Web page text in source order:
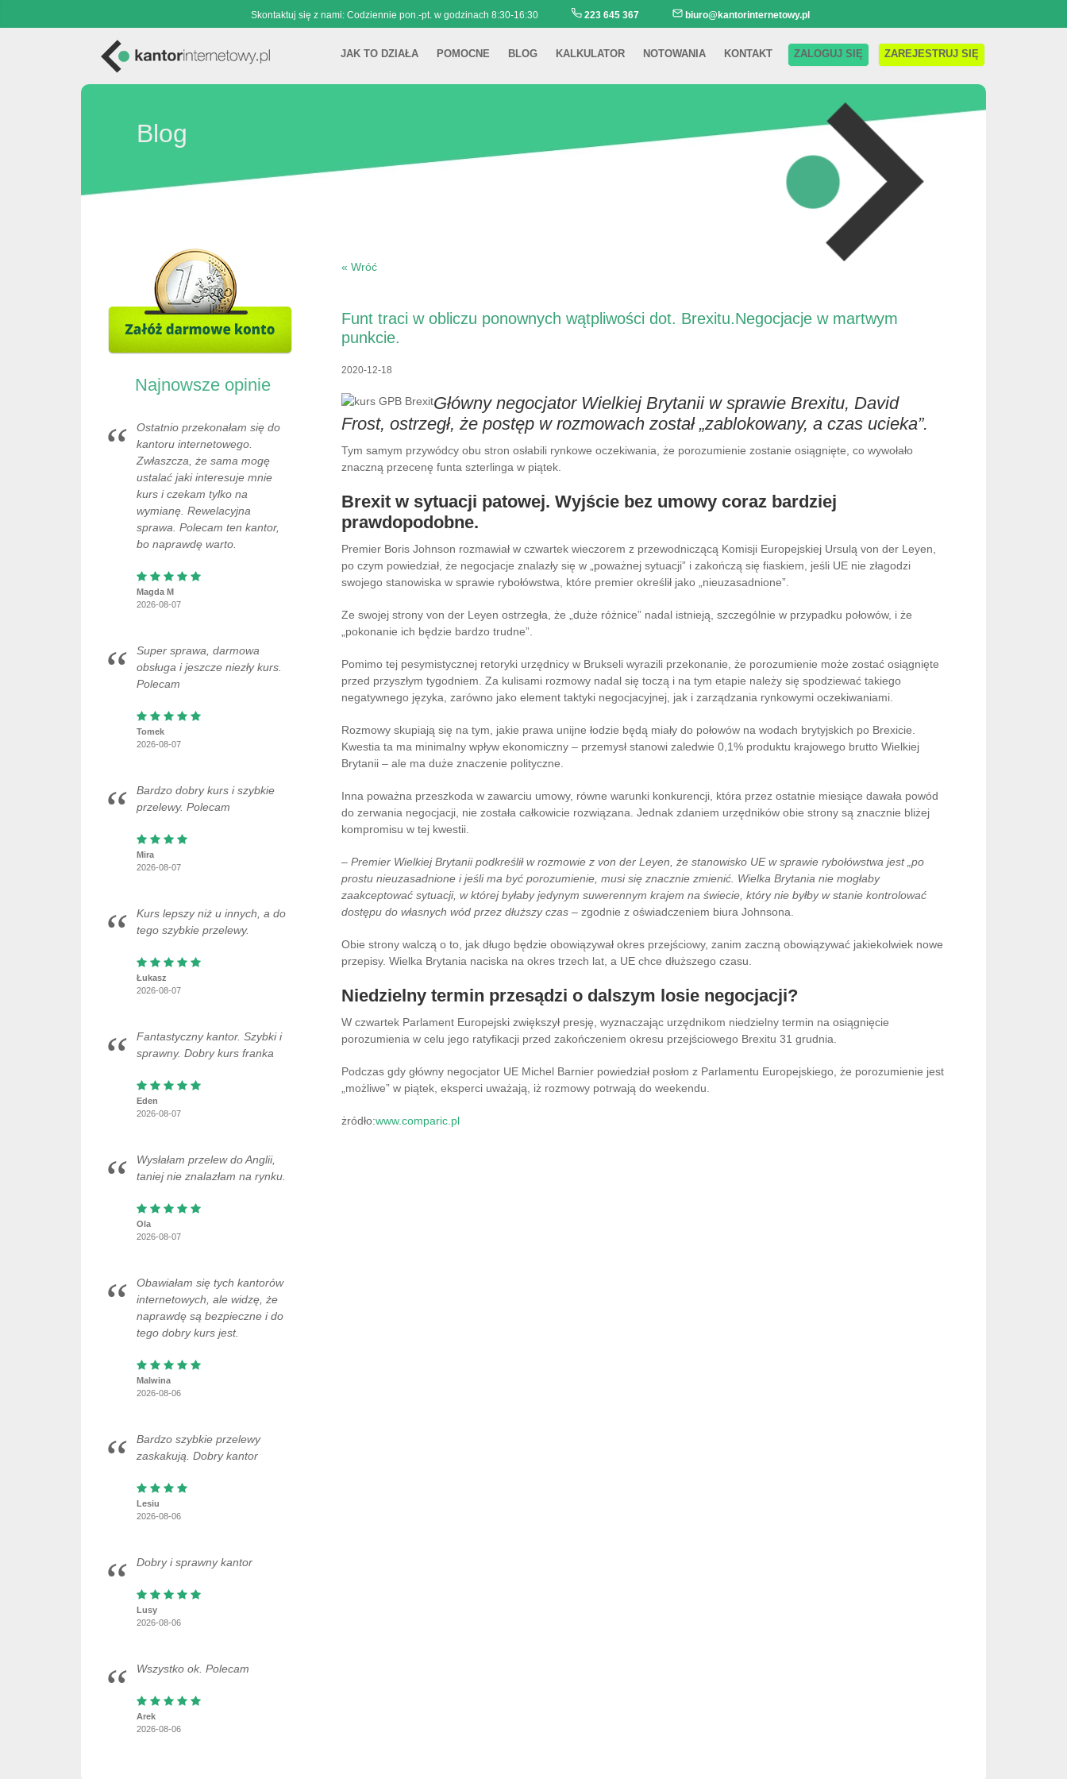
Skontaktuj się z nami: Codziennie pon.-pt. w godzinach 8:30-16:30 223 645 367 biuro@kantorinternetowy.pl
JAK TO DZIAŁA POMOCNE BLOG KALKULATOR NOTOWANIA KONTAKT ZALOGUJ SIĘ ZAREJESTRUJ SIĘ
Blog
Najnowsze opinie
Ostatnio przekonałam się do
kantoru internetowego.
Zwłaszcza, że sama mogę
ustalać jaki interesuje mnie
kurs i czekam tylko na
wymianę. Rewelacyjna
sprawa. Polecam ten kantor,
bo naprawdę warto.
Magda M
2026-08-07
Super sprawa, darmowa
obsługa i jeszcze niezły kurs.
Polecam
Tomek
2026-08-07
Bardzo dobry kurs i szybkie
przelewy. Polecam
Mira
2026-08-07
Kurs lepszy niż u innych, a do
tego szybkie przelewy.
Łukasz
2026-08-07
Fantastyczny kantor. Szybki i
sprawny. Dobry kurs franka
Eden
2026-08-07
Wysłałam przelew do Anglii,
taniej nie znalazłam na rynku.
Ola
2026-08-07
Obawiałam się tych kantorów
internetowych, ale widzę, że
naprawdę są bezpieczne i do
tego dobry kurs jest.
Malwina
2026-08-06
Bardzo szybkie przelewy
zaskakują. Dobry kantor
Lesiu
2026-08-06
Dobry i sprawny kantor
Lusy
2026-08-06
Wszystko ok. Polecam
Arek
2026-08-06
« Wróć
Funt traci w obliczu ponownych wątpliwości dot. Brexitu.Negocjacje w martwym
punkcie.
2020-12-18
Główny negocjator Wielkiej Brytanii w sprawie Brexitu, David
Frost, ostrzegł, że postęp w rozmowach został „zablokowany, a czas ucieka”.
Tym samym przywódcy obu stron osłabili rynkowe oczekiwania, że ​​porozumienie zostanie osiągnięte, co wywołało
znaczną przecenę funta szterlinga w piątek.
Brexit w sytuacji patowej. Wyjście bez umowy coraz bardziej
prawdopodobne.
Premier Boris Johnson rozmawiał w czwartek wieczorem z przewodniczącą Komisji Europejskiej Ursulą von der Leyen,
po czym powiedział, że negocjacje znalazły się w „poważnej sytuacji” i zakończą się fiaskiem, jeśli UE nie złagodzi
swojego stanowiska w sprawie rybołówstwa, które premier określił jako „nieuzasadnione”.
Ze swojej strony von der Leyen ostrzegła, że ​​„duże różnice” nadal istnieją, szczególnie w przypadku połowów, i że
„pokonanie ich będzie bardzo trudne”.
Pomimo tej pesymistycznej retoryki urzędnicy w Brukseli wyrazili przekonanie, że porozumienie może zostać osiągnięte
przed przyszłym tygodniem. Za kulisami rozmowy nadal się toczą i na tym etapie należy się spodziewać takiego
negatywnego języka, zarówno jako element taktyki negocjacyjnej, jak i zarządzania rynkowymi oczekiwaniami.
Rozmowy skupiają się na tym, jakie prawa unijne łodzie będą miały do ​​połowów na wodach brytyjskich po Brexicie.
Kwestia ta ma minimalny wpływ ekonomiczny – przemysł stanowi zaledwie 0,1% produktu krajowego brutto Wielkiej
Brytanii – ale ma duże znaczenie polityczne.
Inna poważna przeszkoda w zawarciu umowy, równe warunki konkurencji, która przez ostatnie miesiące dawała powód
do zerwania negocjacji, nie została całkowicie rozwiązana. Jednak zdaniem urzędników obie strony są znacznie bliżej
kompromisu w tej kwestii.
– Premier Wielkiej Brytanii podkreślił w rozmowie z von der Leyen, że stanowisko UE w sprawie rybołówstwa jest „po
prostu nieuzasadnione i jeśli ma być porozumienie, musi się znacznie zmienić. Wielka Brytania nie mogłaby
zaakceptować sytuacji, w której byłaby jedynym suwerennym krajem na świecie, który nie byłby w stanie kontrolować
dostępu do własnych wód przez dłuższy czas – zgodnie z oświadczeniem biura Johnsona.
Obie strony walczą o to, jak długo będzie obowiązywał okres przejściowy, zanim zaczną obowiązywać jakiekolwiek nowe
przepisy. Wielka Brytania naciska na okres trzech lat, a UE chce dłuższego czasu.
Niedzielny termin przesądzi o dalszym losie negocjacji?
W czwartek Parlament Europejski zwiększył presję, wyznaczając urzędnikom niedzielny termin na osiągnięcie
porozumienia w celu jego ratyfikacji przed zakończeniem okresu przejściowego Brexitu 31 grudnia.
Podczas gdy główny negocjator UE Michel Barnier powiedział posłom z Parlamentu Europejskiego, że porozumienie jest
„możliwe” w piątek, eksperci uważają, iż rozmowy potrwają do weekendu.
żródło:www.comparic.pl